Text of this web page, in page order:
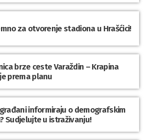
za otvorenje stadiona u Hrašćici!
brze ceste Varaždin – Krapina
prema planu
informiraju o demografskim
Sudjelujte u istraživanju!